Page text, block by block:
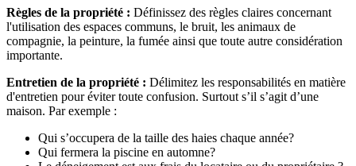
Règles de la propriété : Définissez des règles claires concernant
l'utilisation des espaces communs, le bruit, les animaux de
compagnie, la peinture, la fumée ainsi que toute autre considération
importante.
Entretien de la propriété : Délimitez les responsabilités en matière
d'entretien pour éviter toute confusion. Surtout s’il s’agit d’une
maison. Par exemple :
Qui s’occupera de la taille des haies chaque année?
Qui fermera la piscine en automne?